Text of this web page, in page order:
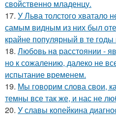
свойственно младенцу.
17. У Льва толстого хватало
самым видным из них был
крайне популярный в те
18. Любoвь нa расстоянии -
но к сожалению, далеко не
испытание временем.
19. Мы говорим слова свои,
темны все так же, и нас не
20. У славы копейкина